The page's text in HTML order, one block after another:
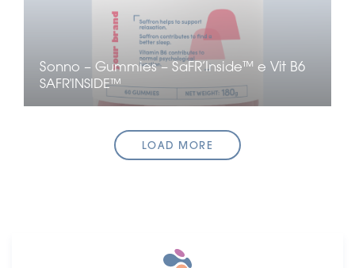
Sonno – Gummies – SaFR’Inside™ e Vit B6
SAFR'INSIDE™
LOAD MORE